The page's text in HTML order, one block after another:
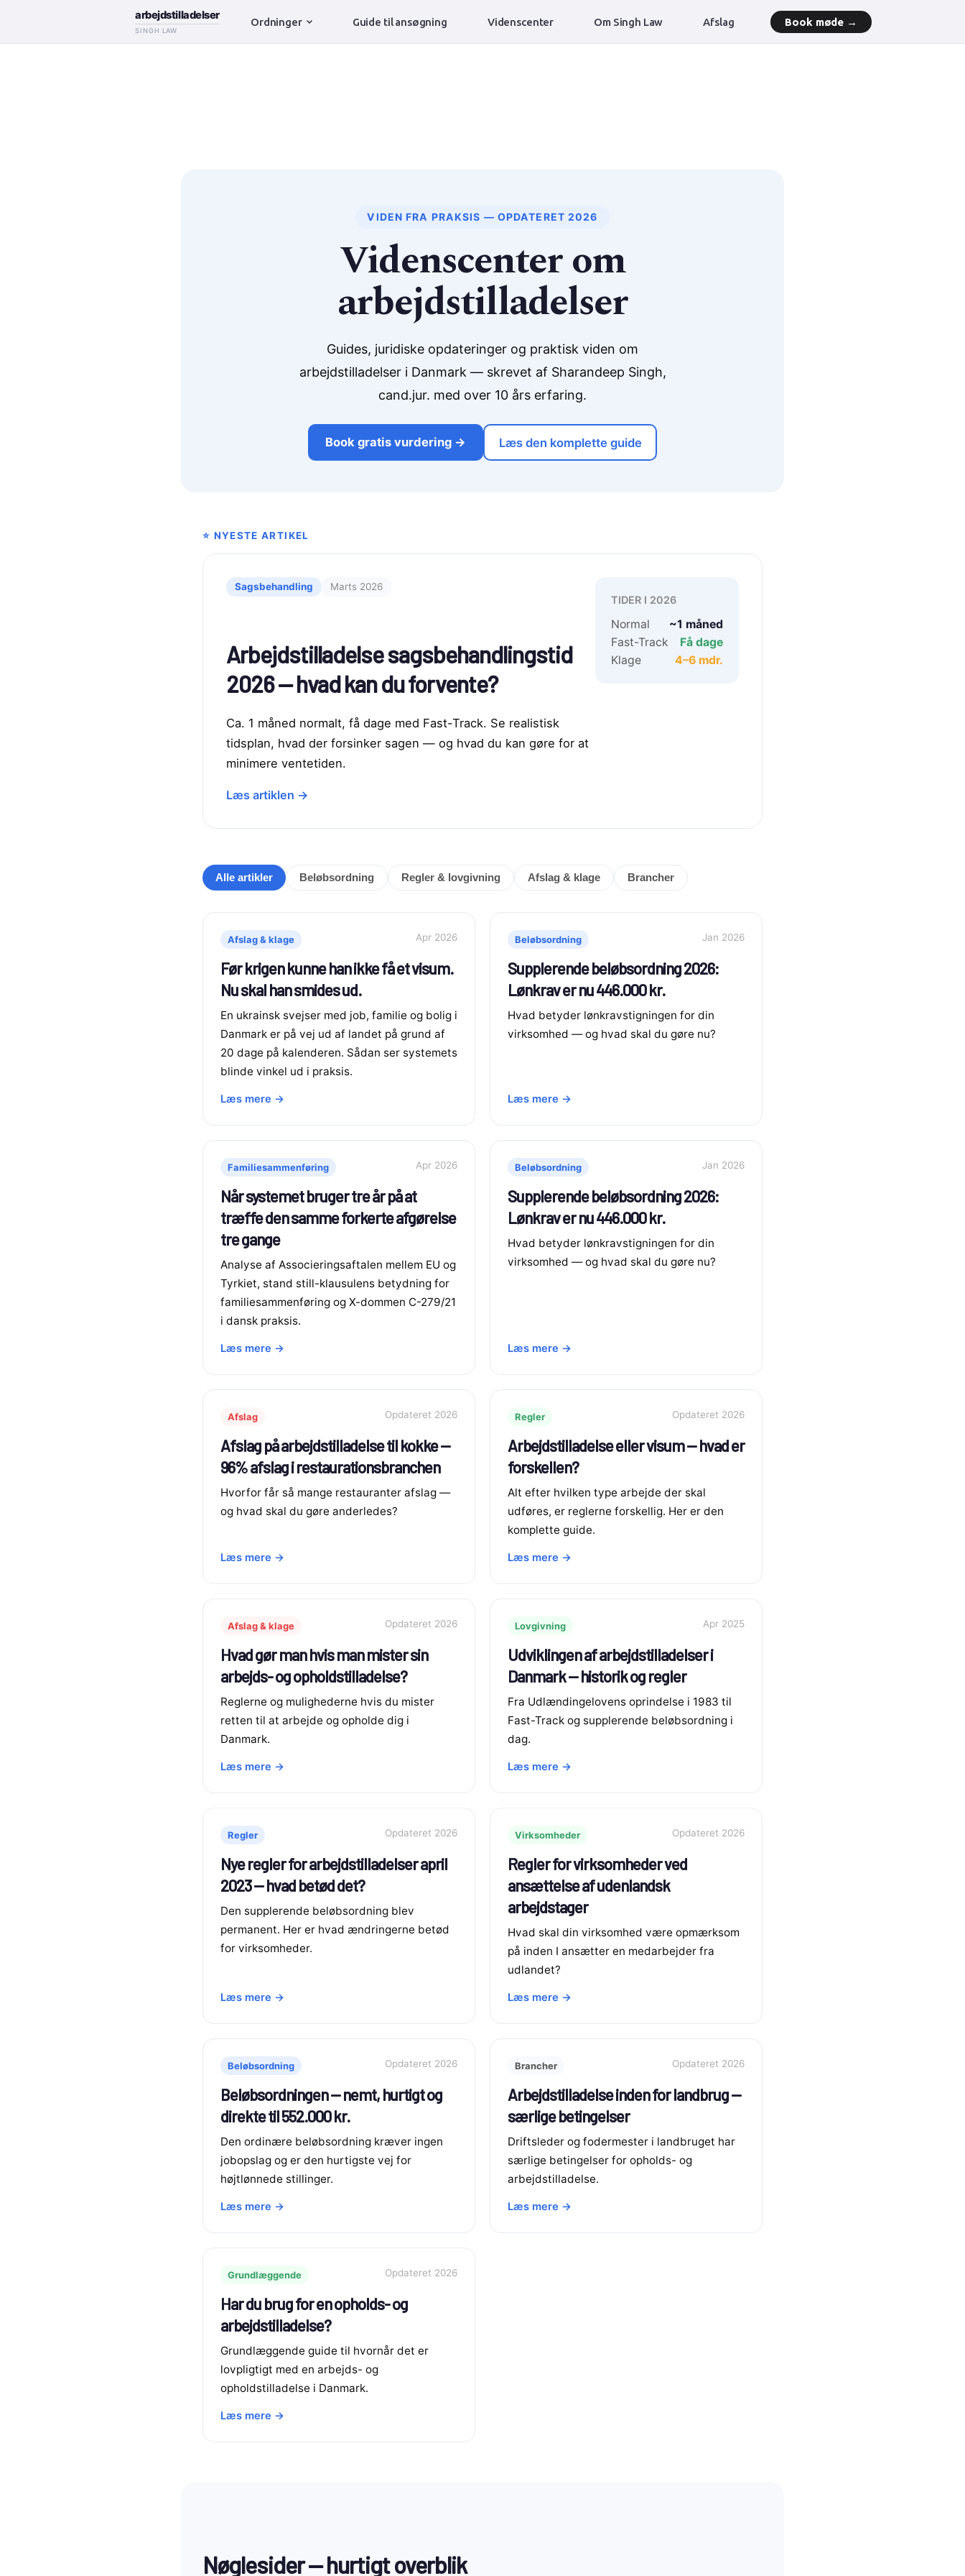
arbejdstilladelser
SINGH LAW
Ordninger Guide til ansøgning Videnscenter Om Singh Law Afslag Book møde →
VIDEN FRA PRAKSIS — OPDATERET 2026
Videnscenter om
arbejdstilladelser
Guides, juridiske opdateringer og praktisk viden om
arbejdstilladelser i Danmark — skrevet af Sharandeep Singh,
cand.jur. med over 10 års erfaring.
Book gratis vurdering → Læs den komplette guide
⭐ NYESTE ARTIKEL
Sagsbehandling Marts 2026
Arbejdstilladelse sagsbehandlingstid
2026 — hvad kan du forvente?
Ca. 1 måned normalt, få dage med Fast-Track. Se realistisk
tidsplan, hvad der forsinker sagen — og hvad du kan gøre for at
minimere ventetiden.
Læs artiklen →
TIDER I 2026
Normal
~1 måned
Fast-Track
Få dage
Klage
4–6 mdr.
Alle artikler Beløbsordning Regler & lovgivning Afslag & klage Brancher
Afslag & klage Apr 2026
Før krigen kunne han ikke få et visum.
Nu skal han smides ud.
En ukrainsk svejser med job, familie og bolig i
Danmark er på vej ud af landet på grund af
20 dage på kalenderen. Sådan ser systemets
blinde vinkel ud i praksis.
Læs mere →
Beløbsordning Jan 2026
Supplerende beløbsordning 2026:
Lønkrav er nu 446.000 kr.
Hvad betyder lønkravstigningen for din
virksomhed — og hvad skal du gøre nu?
Læs mere →
Familiesammenføring Apr 2026
Når systemet bruger tre år på at
træffe den samme forkerte afgørelse
tre gange
Analyse af Associeringsaftalen mellem EU og
Tyrkiet, stand still-klausulens betydning for
familiesammenføring og X-dommen C-279/21
i dansk praksis.
Læs mere →
Beløbsordning Jan 2026
Supplerende beløbsordning 2026:
Lønkrav er nu 446.000 kr.
Hvad betyder lønkravstigningen for din
virksomhed — og hvad skal du gøre nu?
Læs mere →
Afslag Opdateret 2026
Afslag på arbejdstilladelse til kokke —
96% afslag i restaurationsbranchen
Hvorfor får så mange restauranter afslag —
og hvad skal du gøre anderledes?
Læs mere →
Regler Opdateret 2026
Arbejdstilladelse eller visum — hvad er
forskellen?
Alt efter hvilken type arbejde der skal
udføres, er reglerne forskellig. Her er den
komplette guide.
Læs mere →
Afslag & klage Opdateret 2026
Hvad gør man hvis man mister sin
arbejds- og opholdstilladelse?
Reglerne og mulighederne hvis du mister
retten til at arbejde og opholde dig i
Danmark.
Læs mere →
Lovgivning Apr 2025
Udviklingen af arbejdstilladelser i
Danmark — historik og regler
Fra Udlændingelovens oprindelse i 1983 til
Fast-Track og supplerende beløbsordning i
dag.
Læs mere →
Regler Opdateret 2026
Nye regler for arbejdstilladelser april
2023 — hvad betød det?
Den supplerende beløbsordning blev
permanent. Her er hvad ændringerne betød
for virksomheder.
Læs mere →
Virksomheder Opdateret 2026
Regler for virksomheder ved
ansættelse af udenlandsk
arbejdstager
Hvad skal din virksomhed være opmærksom
på inden I ansætter en medarbejder fra
udlandet?
Læs mere →
Beløbsordning Opdateret 2026
Beløbsordningen — nemt, hurtigt og
direkte til 552.000 kr.
Den ordinære beløbsordning kræver ingen
jobopslag og er den hurtigste vej for
højtlønnede stillinger.
Læs mere →
Brancher Opdateret 2026
Arbejdstilladelse inden for landbrug —
særlige betingelser
Driftsleder og fodermester i landbruget har
særlige betingelser for opholds- og
arbejdstilladelse.
Læs mere →
Grundlæggende Opdateret 2026
Har du brug for en opholds- og
arbejdstilladelse?
Grundlæggende guide til hvornår det er
lovpligtigt med en arbejds- og
opholdstilladelse i Danmark.
Læs mere →
Nøglesider — hurtigt overblik